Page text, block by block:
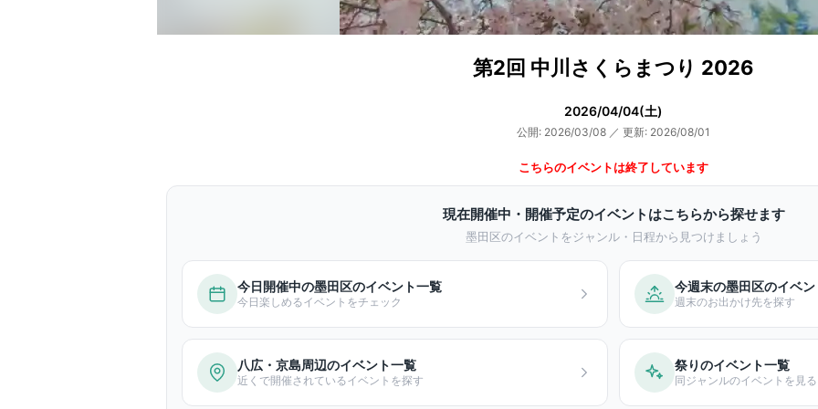
第2回 中川さくらまつり 2026
2026/04/04(土)
公開: 2026/03/08 ／ 更新: 2026/08/01
こちらのイベントは終了しています
現在開催中・開催予定のイベントはこちらから探せます
墨田区のイベントをジャンル・日程から見つけましょう
今日開催中の墨田区のイベント一覧
今日楽しめるイベントをチェック
今週末の墨田区のイベ
週末のお出かけ先を探す
八広・京島周辺のイベント一覧
近くで開催されているイベントを探す
祭りのイベント一覧
同ジャンルのイベントを見る